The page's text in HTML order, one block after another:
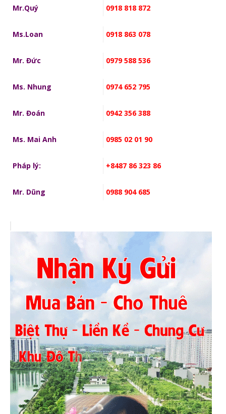
Mr.Quý 0918 818 872
Ms.Loan 0918 863 078
Mr. Đức 0979 588 536
Ms. Nhung 0974 652 795
Mr. Đoán 0942 356 388
Ms. Mai Anh 0985 02 01 90
Pháp lý: +8487 86 323 86
Mr. Dũng 0988 904 685